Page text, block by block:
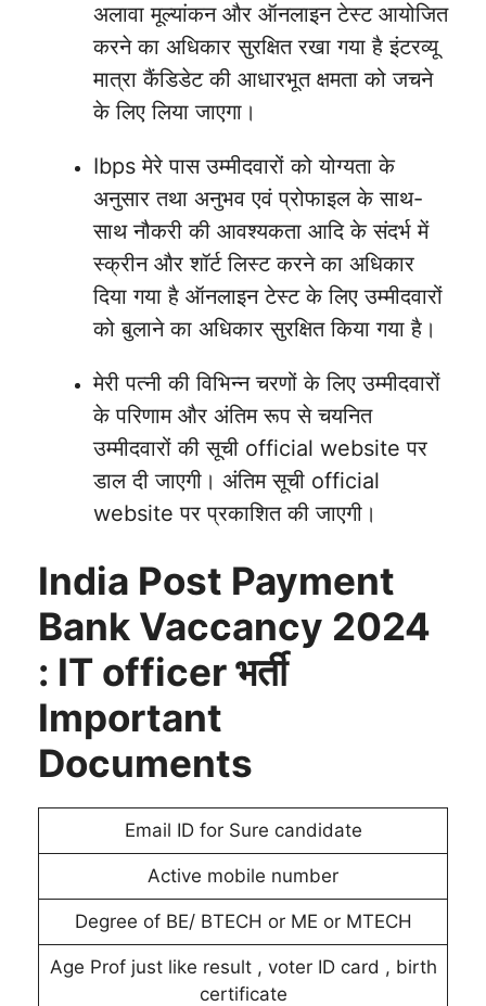
अलावा मूल्यांकन और ऑनलाइन टेस्ट आयोजित
करने का अधिकार सुरक्षित रखा गया है इंटरव्यू
मात्रा कैंडिडेट की आधारभूत क्षमता को जचने
के लिए लिया जाएगा।
Ibps मेरे पास उम्मीदवारों को योग्यता के
अनुसार तथा अनुभव एवं प्रोफाइल के साथ-
साथ नौकरी की आवश्यकता आदि के संदर्भ में
स्क्रीन और शॉर्ट लिस्ट करने का अधिकार
दिया गया है ऑनलाइन टेस्ट के लिए उम्मीदवारों
को बुलाने का अधिकार सुरक्षित किया गया है।
मेरी पत्नी की विभिन्न चरणों के लिए उम्मीदवारों
के परिणाम और अंतिम रूप से चयनित
उम्मीदवारों की सूची official website पर
डाल दी जाएगी। अंतिम सूची official
website पर प्रकाशित की जाएगी।
India Post Payment
Bank Vaccancy 2024
: IT officer भर्ती
Important
Documents
Email ID for Sure candidate
Active mobile number
Degree of BE/ BTECH or ME or MTECH
Age Prof just like result , voter ID card , birth
certificate